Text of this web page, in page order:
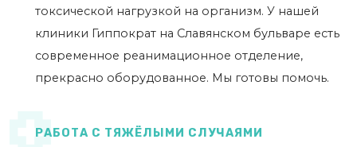
токсической нагрузкой на организм. У нашей
клиники Гиппократ на Славянском бульваре есть
современное реанимационное отделение,
прекрасно оборудованное. Мы готовы помочь.
РАБОТА С ТЯЖЁЛЫМИ СЛУЧАЯМИ